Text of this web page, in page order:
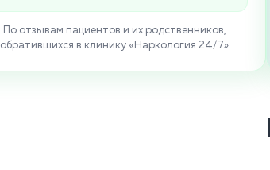
По отзывам пациентов и их родственников,
обратившихся в клинику «Наркология 24/7»